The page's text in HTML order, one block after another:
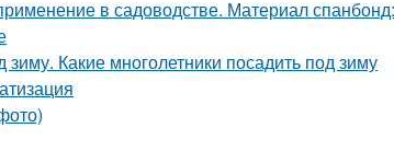
в садоводстве. Материал
зиму. Какие многолетники посадить под зиму